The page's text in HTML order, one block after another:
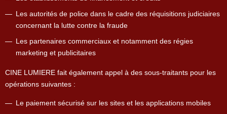
Les autorités de police dans le cadre des réquisitions judiciaires
concernant la lutte contre la fraude
Les partenaires commerciaux et notamment des régies
marketing et publicitaires
CINE LUMIERE fait également appel à des sous-traitants pour les
opérations suivantes :
Le paiement sécurisé sur les sites et les applications mobiles